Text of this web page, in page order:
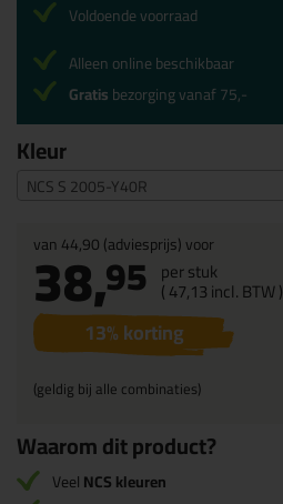
Kleur
NCS S 2005-Y40R
van44,90(adviesprijs) voor
38,95 per stuk
(47,13incl. BTW )
13% korting
(geldig bij alle combinaties)
Voldoende voorraad
Alleen online beschikbaar
Gratisbezorging vanaf 75,-
Waarom dit product?
VeelNCS kleuren